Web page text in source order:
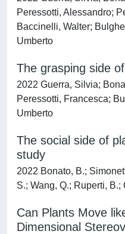
Peressotti, Alessandro;
Baccinelli, Walter;
Umberto
The grasping side
2022 Guerra, Silvia;
Peressotti, Francesca;
Umberto
The social side of
study
2022 Bonato, B.;
S.; Wang, Q.; Ruperti,
Can Plants Move
Dimensional